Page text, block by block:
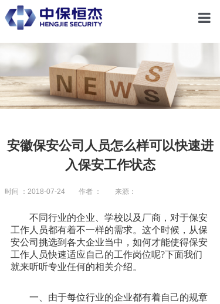
关
安徽保安公司人员怎么样可以快速进
入保安工作状态
时间 ：2018-07-24 作者 ： 来源：
不同行业的企业、学校以及厂商，对于保安
工作人员都有着不一样的需求。这个时候，从保
安公司挑选到各大企业当中，如何才能使得保安
工作人员快速适应自己的工作岗位呢?下面我们
就来听听专业任何的相关介绍。
一、由于每位行业的企业都有着自己的规章